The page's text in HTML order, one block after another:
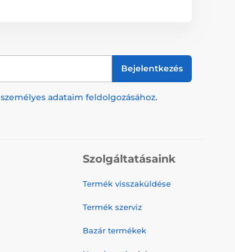
Bejelentkezés
személyes adataim feldolgozásához.
Szolgáltatásaink
Termék visszaküldése
Termék szerviz
Bazár termékek